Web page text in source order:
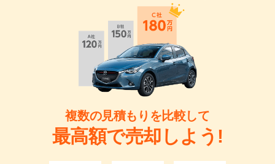
複数の見積もりを比較して
最高額で売却しよう!